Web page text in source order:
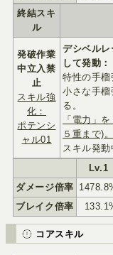
終結スキ
ル
発破作業
中立入禁
止
スキル強
化：
ポテンシ
ャル01
デシベル
して発動：
特性の手
小さな手榴
る。
「電力」
５重まで)。
スキル発動
Lv.1
ダメージ倍率
ブレイク倍率
コアスキル